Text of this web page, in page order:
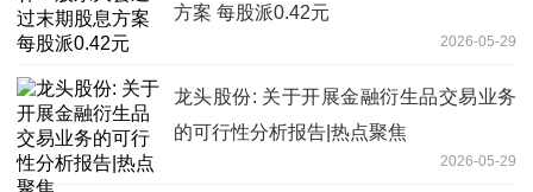
方案 每股派0.42元
2026-05-29
龙头股份: 关于开展金融衍生品交易业务
的可行性分析报告|热点聚焦
2026-05-29